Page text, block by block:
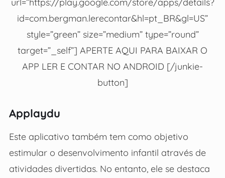
id=com.bergman.lerecontar&hl=pt_BR&gl=US”
style=”green” size=”medium” type=”round”
target=”_self”] APERTE AQUI PARA BAIXAR O
APP LER E CONTAR NO ANDROID [/junkie-
button]
Applaydu
Este aplicativo também tem como objetivo
estimular o desenvolvimento infantil através de
atividades divertidas. No entanto, ele se destaca